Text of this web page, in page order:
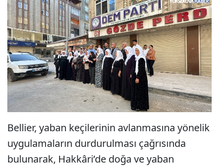
Bellier, yaban keçilerinin avlanmasına yönelik
uygulamaların durdurulması çağrısında
bulunarak, Hakkâri’de doğa ve yaban